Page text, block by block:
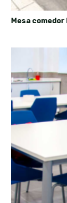
Mesa